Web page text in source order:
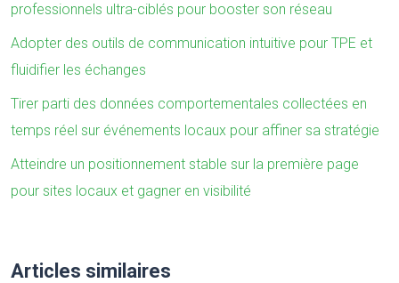
professionnels ultra-ciblés pour booster son réseau
Adopter des outils de communication intuitive pour TPE et
fluidifier les échanges
Tirer parti des données comportementales collectées en
temps réel sur événements locaux pour affiner sa stratégie
Atteindre un positionnement stable sur la première page
pour sites locaux et gagner en visibilité
Articles similaires